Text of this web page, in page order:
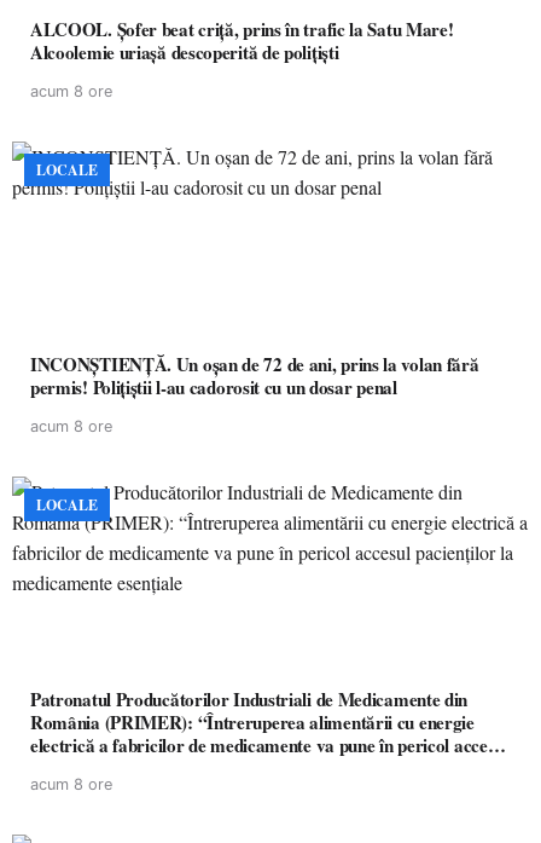
ALCOOL. Șofer beat criță, prins în trafic la Satu Mare!
Alcoolemie uriașă descoperită de polițiști
acum 8 ore
LOCALE
INCONȘTIENȚĂ. Un oșan de 72 de ani, prins la volan fără
permis! Polițiștii l-au cadorosit cu un dosar penal
acum 8 ore
LOCALE
Patronatul Producătorilor Industriali de Medicamente din
România (PRIMER): “Întreruperea alimentării cu energie
electrică a fabricilor de medicamente va pune în pericol accesul
acum 8 ore